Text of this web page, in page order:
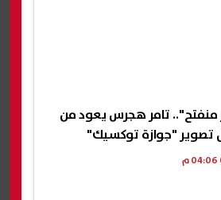
منفتح".. تامر هجرس يعود من
تصوير "جوازة توكسيك"